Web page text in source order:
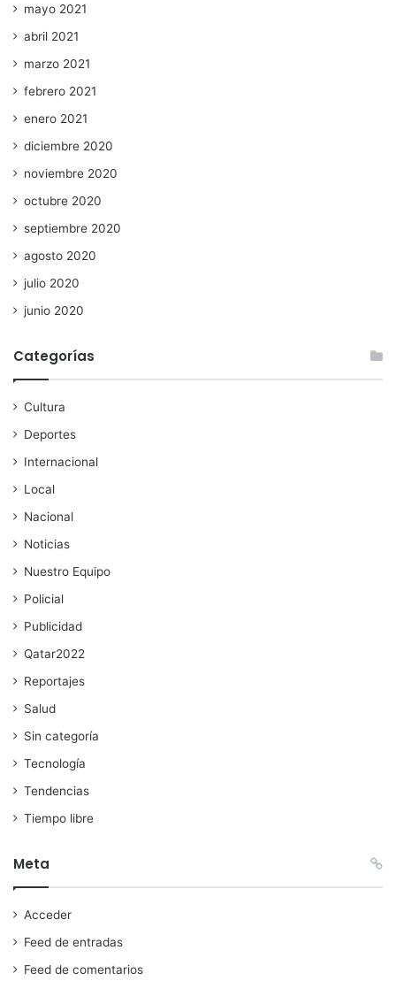
mayo 2021
abril 2021
marzo 2021
febrero 2021
enero 2021
diciembre 2020
noviembre 2020
octubre 2020
septiembre 2020
agosto 2020
julio 2020
junio 2020
Categorías
Cultura
Deportes
Internacional
Local
Nacional
Noticias
Nuestro Equipo
Policial
Publicidad
Qatar2022
Reportajes
Salud
Sin categoría
Tecnología
Tendencias
Tiempo libre
Meta
Acceder
Feed de entradas
Feed de comentarios